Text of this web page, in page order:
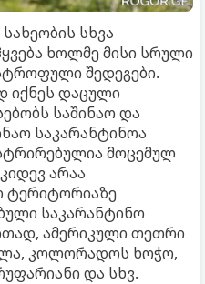
სხვა
ხოლმე მისი სრული
შედეგები.
იქნეს დაცული
საშინაო და
საკარანტინოა
მოცემულ
არაა
ტერიტორიაზე
საკარანტინო
ამერიკული თეთრი
კოლორადოს ხოჭო,
და სხვ.